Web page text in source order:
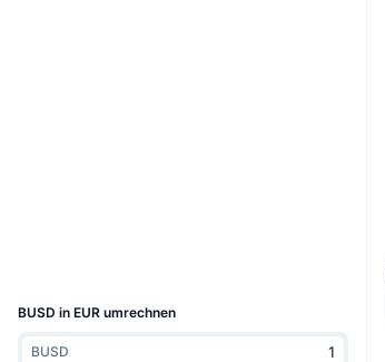
BUSD in EUR umrechnen
BUSD